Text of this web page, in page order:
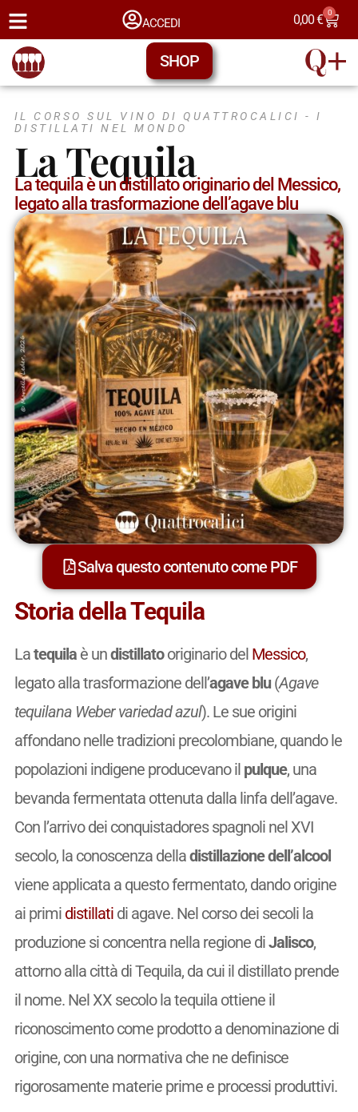
ACCEDI 0,00€ 0
SHOP
IL CORSO SUL VINO DI QUATTROCALICI -I
DISTILLATI NEL MONDO
La Tequila
La tequila è un distillato originario del Messico,
legato alla trasformazione dell’agave blu
Salva questo contenuto come PDF
Storia della Tequila
Latequilaè undistillatooriginario del Messico,
legato alla trasformazione dell’agave blu(Agave
tequilana Weber variedad azul). Le sue origini
affondano nelle tradizioni precolombiane, quando le
popolazioni indigene producevano il pulque, una
bevanda fermentata ottenuta dalla linfa dell’agave.
Con l’arrivo dei conquistadores spagnoli nel XVI
secolo, la conoscenza delladistillazione dell’alcool
viene applicata a questo fermentato, dando origine
ai primi distillatidi agave. Nel corso dei secoli la
produzione si concentra nella regione diJalisco,
attorno alla città di Tequila, da cui il distillato prende
il nome. Nel XX secolo la tequila ottiene il
riconoscimento come prodotto a denominazione di
origine, con una normativa che ne definisce
rigorosamente materie prime e processi produttivi.